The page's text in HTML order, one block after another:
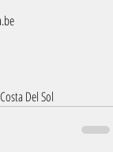
Del Sol